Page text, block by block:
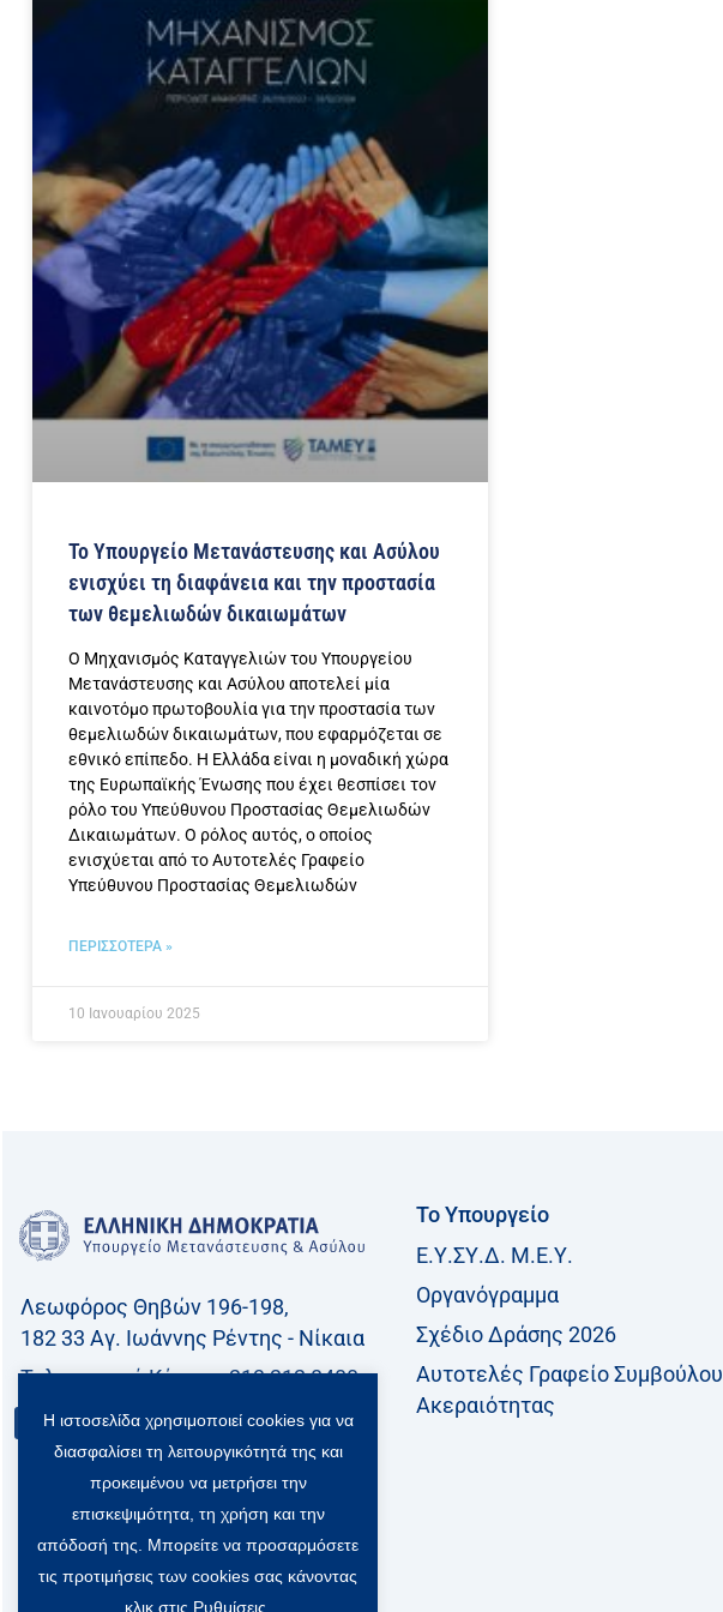
Το Υπουργείο Μετανάστευσης και Ασύλου
ενισχύει τη διαφάνεια και την προστασία
των θεμελιωδών δικαιωμάτων
Ο Μηχανισμός Καταγγελιών του Υπουργείου
Μετανάστευσης και Ασύλου αποτελεί μία
καινοτόμο πρωτοβουλία για την προστασία των
θεμελιωδών δικαιωμάτων, που εφαρμόζεται σε
εθνικό επίπεδο. Η Ελλάδα είναι η μοναδική χώρα
της Ευρωπαϊκής Ένωσης που έχει θεσπίσει τον
ρόλο του Υπεύθυνου Προστασίας Θεμελιωδών
Δικαιωμάτων. Ο ρόλος αυτός, ο οποίος
ενισχύεται από το Αυτοτελές Γραφείο
Υπεύθυνου Προστασίας Θεμελιωδών
ΠΕΡΙΣΣΟΤΕΡΑ »
10 Ιανουαρίου 2025
Λεωφόρος Θηβών 196-198,
182 33 Aγ. Ιωάννης Ρέντης - Νίκαια
Τηλεφωνικό Kέντρο: 213 212 8400
Επικοινωνία
Το Υπουργείο
Ε.Υ.ΣΥ.Δ. Μ.Ε.Υ.
Οργανόγραμμα
Σχέδιο Δράσης 2026
Αυτοτελές Γραφείο Συμβούλου
Ακεραιότητας
Η ιστοσελίδα χρησιμοποιεί cookies για να
διασφαλίσει τη λειτουργικότητά της και
προκειμένου να μετρήσει την
επισκεψιμότητα, τη χρήση και την
απόδοσή της. Μπορείτε να προσαρμόσετε
τις προτιμήσεις των cookies σας κάνοντας
κλικ στις Ρυθμίσεις.